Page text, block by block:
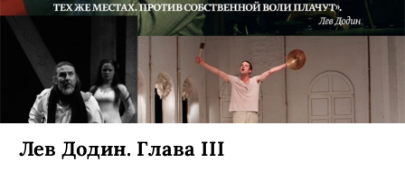
Лев Додин. Глава III